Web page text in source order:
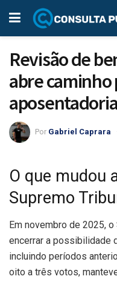
Revisão de
abre caminho
Por Gabriel Caprara
O que mudou
Supremo
Em novembro de 2025,
encerrar a possibilidade
incluindo períodos
oito a três votos,